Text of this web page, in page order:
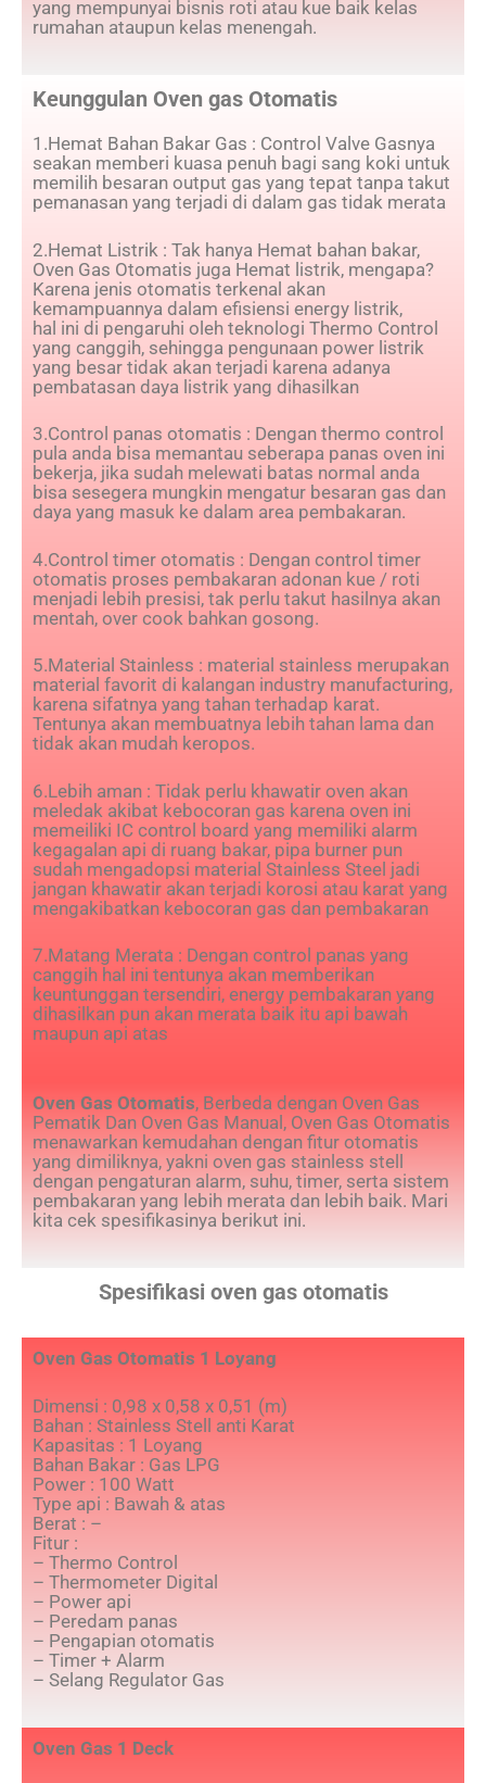
yang mempunyai bisnis roti atau kue baik kelas
rumahan ataupun kelas menengah.
Keunggulan Oven gas Otomatis
1.Hemat Bahan Bakar Gas : Control Valve Gasnya
seakan memberi kuasa penuh bagi sang koki untuk
memilih besaran output gas yang tepat tanpa takut
pemanasan yang terjadi di dalam gas tidak merata
2.Hemat Listrik : Tak hanya Hemat bahan bakar,
Oven Gas Otomatis juga Hemat listrik, mengapa?
Karena jenis otomatis terkenal akan
kemampuannya dalam efisiensi energy listrik,
hal ini di pengaruhi oleh teknologi Thermo Control
yang canggih, sehingga pengunaan power listrik
yang besar tidak akan terjadi karena adanya
pembatasan daya listrik yang dihasilkan
3.Control panas otomatis : Dengan thermo control
pula anda bisa memantau seberapa panas oven ini
bekerja, jika sudah melewati batas normal anda
bisa sesegera mungkin mengatur besaran gas dan
daya yang masuk ke dalam area pembakaran.
4.Control timer otomatis : Dengan control timer
otomatis proses pembakaran adonan kue / roti
menjadi lebih presisi, tak perlu takut hasilnya akan
mentah, over cook bahkan gosong.
5.Material Stainless : material stainless merupakan
material favorit di kalangan industry manufacturing,
karena sifatnya yang tahan terhadap karat.
Tentunya akan membuatnya lebih tahan lama dan
tidak akan mudah keropos.
6.Lebih aman : Tidak perlu khawatir oven akan
meledak akibat kebocoran gas karena oven ini
memeiliki IC control board yang memiliki alarm
kegagalan api di ruang bakar, pipa burner pun
sudah mengadopsi material Stainless Steel jadi
jangan khawatir akan terjadi korosi atau karat yang
mengakibatkan kebocoran gas dan pembakaran
7.Matang Merata : Dengan control panas yang
canggih hal ini tentunya akan memberikan
keuntunggan tersendiri, energy pembakaran yang
dihasilkan pun akan merata baik itu api bawah
maupun api atas
Oven Gas Otomatis, Berbeda dengan Oven Gas
Pematik Dan Oven Gas Manual, Oven Gas Otomatis
menawarkan kemudahan dengan fitur otomatis
yang dimiliknya, yakni oven gas stainless stell
dengan pengaturan alarm, suhu, timer, serta sistem
pembakaran yang lebih merata dan lebih baik. Mari
kita cek spesifikasinya berikut ini.
Spesifikasi oven gas otomatis
Oven Gas Otomatis 1 Loyang
Dimensi : 0,98 x 0,58 x 0,51 (m)
Bahan : Stainless Stell anti Karat
Kapasitas : 1 Loyang
Bahan Bakar : Gas LPG
Power : 100 Watt
Type api : Bawah & atas
Berat : –
Fitur :
– Thermo Control
– Thermometer Digital
– Power api
– Peredam panas
– Pengapian otomatis
– Timer + Alarm
– Selang Regulator Gas
Oven Gas 1 Deck